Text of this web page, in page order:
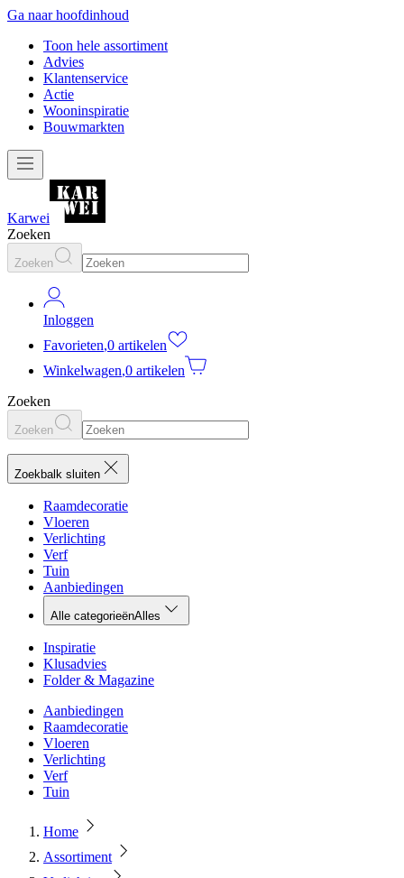
Ga naar hoofdinhoud
Toon hele assortiment
Advies
Klantenservice
Actie
Wooninspiratie
Bouwmarkten
Karwei
Zoeken
Zoeken
Inloggen
Favorieten,0 artikelen
Winkelwagen,0 artikelen
Zoeken
Zoeken
Zoekbalk sluiten
Raamdecoratie
Vloeren
Verlichting
Verf
Tuin
Aanbiedingen
Alle categorieënAlles
Inspiratie
Klusadvies
Folder & Magazine
Aanbiedingen
Raamdecoratie
Vloeren
Verlichting
Verf
Tuin
Home
Assortiment